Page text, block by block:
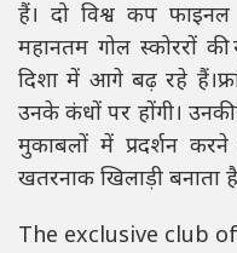
हैं। दो विश्व कप
महानतम गोल स्कोररों
दिशा में आगे बढ़ रहे
उनके कंधों पर होंगी।
मुकाबलों में प्रदर्शन करने
खतरनाक खिलाड़ी बनाता
The exclusive club